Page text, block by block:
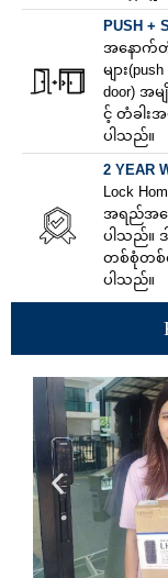
PUSH +
အနောက်တံ
များ
door) အ
င့် တံခါး
ပါသည်။
2 YEAR
Lock
အရည်အသွေ
ပါသည်။
တစ်စုံတစ်
ပါသည်။